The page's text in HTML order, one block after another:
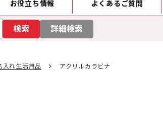
お役立ち情報 よくあるご質問
検索 詳細検索
入れ生活用品 アクリルカラビナ